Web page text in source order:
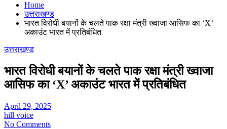
Home
उत्तराखण्ड
भारत विरोधी बयानों के चलते पाक रक्षा मंत्री ख्वाजा आसिफ का ‘X’
अकाउंट भारत में प्रतिबंधित
उत्तराखण्ड
भारत विरोधी बयानों के चलते पाक रक्षा मंत्री ख्वाजा
आसिफ का ‘X’ अकाउंट भारत में प्रतिबंधित
April 29, 2025
hill voice
No Comments